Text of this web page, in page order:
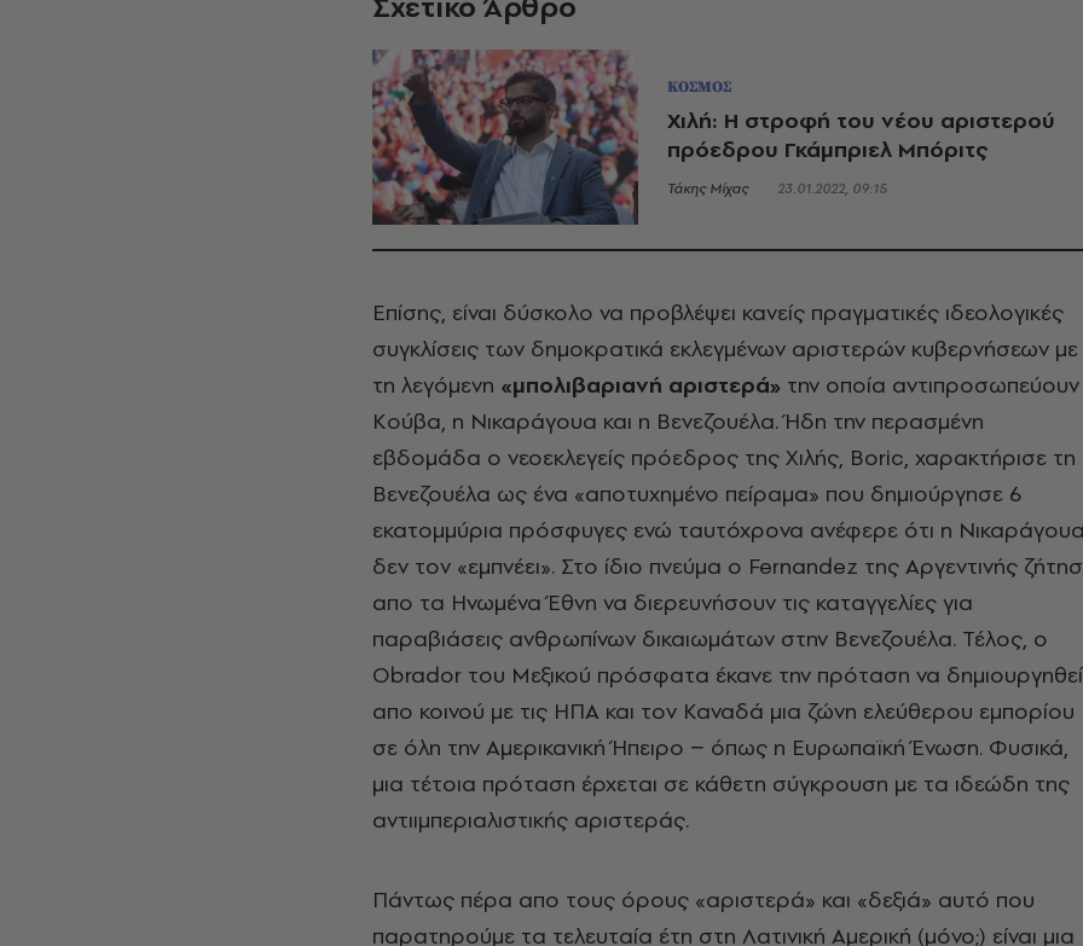
ΚΟΣΜΟΣ
Χιλή: Η στροφή του νέου αριστερού
πρόεδρου Γκάμπριελ Μπόριτς
Τάκης Μίχας 23.01.2022, 09:15
Επίσης, είναι δύσκολο να προβλέψει κανείς πραγματικές ιδεολογικές
συγκλίσεις των δημοκρατικά εκλεγμένων αριστερών κυβερνήσεων με
τη λεγόμενη «μπολιβαριανή αριστερά» την οποία
Κούβα, η Νικαράγουα και η Βενεζουέλα. Ήδη την περασμένη
εβδομάδα ο νεοεκλεγείς πρόεδρος της Χιλής, Boric, χαρακτήρισε τη
Βενεζουέλα ως ένα «αποτυχημένο πείραμα» που δημιούργησε 6
εκατομμύρια πρόσφυγες ενώ ταυτόχρονα ανέφερε ότι η
δεν τον «εμπνέει». Στο ίδιο πνεύμα ο Fernandez της Αργεντινής
απο τα Ηνωμένα Έθνη να διερευνήσουν τις καταγγελίες για
παραβιάσεις ανθρωπίνων δικαιωμάτων στην Βενεζουέλα. Τέλος, ο
Obrador του Μεξικού πρόσφατα έκανε την πρόταση να δημιουργηθεί
απο κοινού με τις ΗΠΑ και τον Καναδά μια ζώνη ελεύθερου εμπορίου
σε όλη την Αμερικανική Ήπειρο − όπως η Ευρωπαϊκή Ένωση. Φυσικά,
μια τέτοια πρόταση έρχεται σε κάθετη σύγκρουση με τα ιδεώδη της
αντιιμπεριαλιστικής αριστεράς.
Πάντως πέρα απο τους όρους «αριστερά» και «δεξιά» αυτό που
παρατηρούμε τα τελευταία έτη στη Λατινική Αμερική (μόνο;) είναι μια